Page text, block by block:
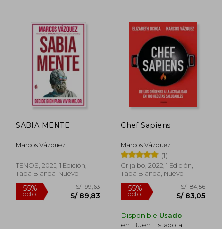
55%
dcto. S/ 202,61
55%
dcto.
SABIA MENTE
Marcos Vázquez
TENOS, 2025, 1 Edición,
Tapa Blanda, Nuevo
Chef Sapiens
Marcos Vázquez
(1)
Grijalbo, 2022, 1 Edición,
Tapa Blanda, Nuevo
Disponible Usado
en Buen Estado a